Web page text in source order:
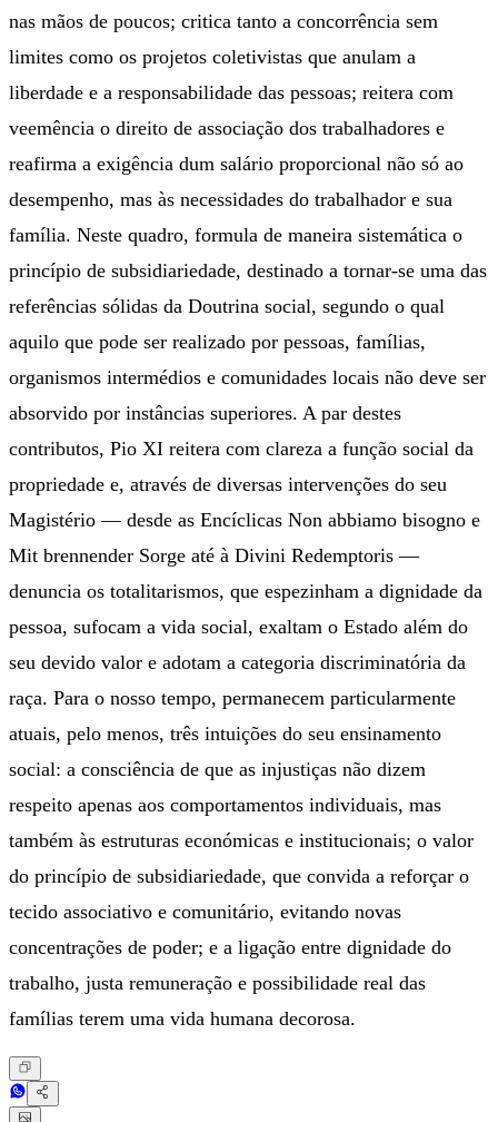
nas mãos de poucos; critica tanto a concorrência sem
limites como os projetos coletivistas que anulam a
liberdade e a responsabilidade das pessoas; reitera com
veemência o direito de associação dos trabalhadores e
reafirma a exigência dum salário proporcional não só ao
desempenho, mas às necessidades do trabalhador e sua
família. Neste quadro, formula de maneira sistemática o
princípio de subsidiariedade, destinado a tornar-se uma das
referências sólidas da Doutrina social, segundo o qual
aquilo que pode ser realizado por pessoas, famílias,
organismos intermédios e comunidades locais não deve ser
absorvido por instâncias superiores. A par destes
contributos, Pio XI reitera com clareza a função social da
propriedade e, através de diversas intervenções do seu
Magistério — desde as Encíclicas Non abbiamo bisogno e
Mit brennender Sorge até à Divini Redemptoris —
denuncia os totalitarismos, que espezinham a dignidade da
pessoa, sufocam a vida social, exaltam o Estado além do
seu devido valor e adotam a categoria discriminatória da
raça. Para o nosso tempo, permanecem particularmente
atuais, pelo menos, três intuições do seu ensinamento
social: a consciência de que as injustiças não dizem
respeito apenas aos comportamentos individuais, mas
também às estruturas económicas e institucionais; o valor
do princípio de subsidiariedade, que convida a reforçar o
tecido associativo e comunitário, evitando novas
concentrações de poder; e a ligação entre dignidade do
trabalho, justa remuneração e possibilidade real das
famílias terem uma vida humana decorosa.